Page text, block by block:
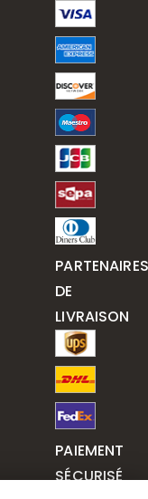
PARTENAIRES
DE
LIVRAISON
PAIEMENT
SÉCURISÉ